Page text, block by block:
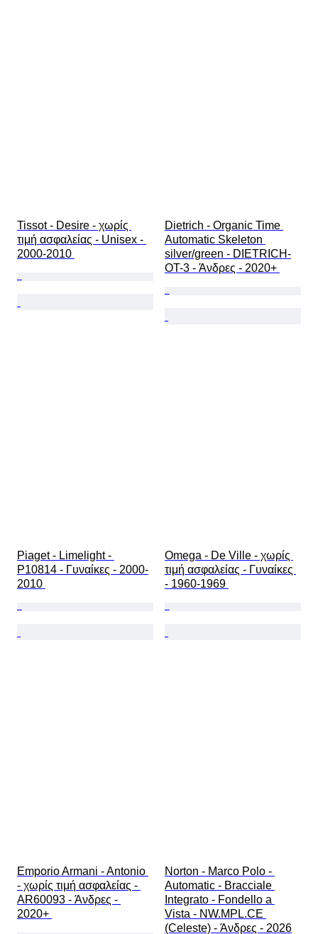
Tissot - Desire - χωρίς
τιμή ασφαλείας - Unisex -
2000-2010
Dietrich - Organic Time
Automatic Skeleton
silver/green - DIETRICH-
OT-3 - Άνδρες - 2020+
Piaget - Limelight -
P10814 - Γυναίκες - 2000-
2010
Omega - De Ville - χωρίς
τιμή ασφαλείας - Γυναίκες
- 1960-1969
Emporio Armani - Antonio
- χωρίς τιμή ασφαλείας -
AR60093 - Άνδρες -
2020+
Norton - Marco Polo -
Automatic - Bracciale
Integrato - Fondello a
Vista - NW.MPL.CE
(Celeste) - Άνδρες - 2026